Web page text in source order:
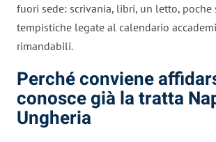
fuori sede: scrivania, libri, un letto, poche
tempistiche legate al calendario
rimandabili.
Perché conviene
conosce già la tratta
Ungheria